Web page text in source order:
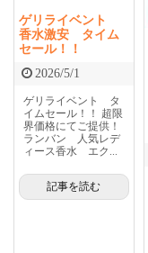
ゲリライベント
香水激安 タイム
セール！！
2026/5/1
ゲリライベント タ
イムセール！！ 超限
界価格にてご提供！
ランバン 人気レデ
ィース香水 エク...
記事を読む